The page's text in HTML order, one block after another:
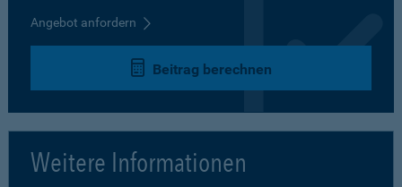
Angebot anfordern
Beitrag berechnen
Weitere Informationen